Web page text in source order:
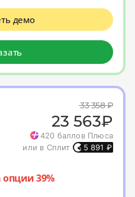
демо
33 358₽
23 563₽
420 баллов Плюса
или в Сплит
5 891 ₽
39%